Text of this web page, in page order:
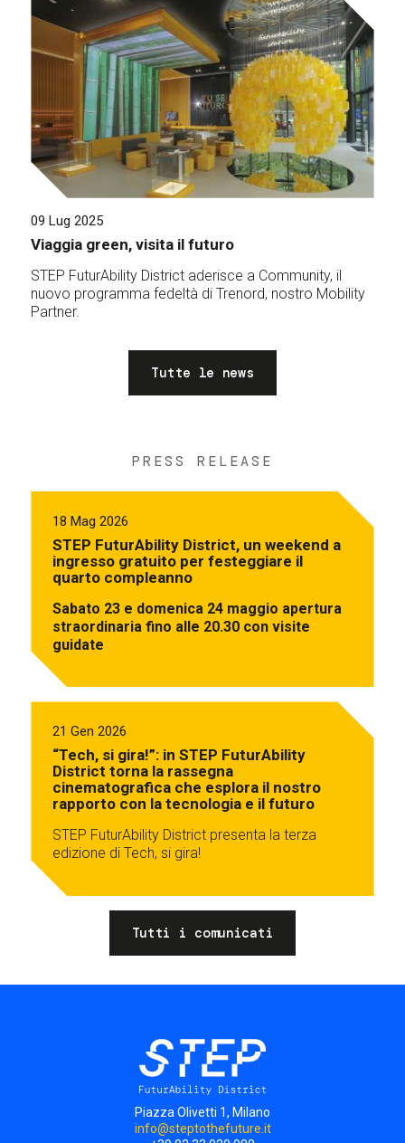
09 Lug 2025
Viaggia green, visita il futuro
STEP FuturAbility District aderisce a Community, il
nuovo programma fedeltà di Trenord, nostro Mobility
Partner.
Tutte le news
PRESS RELEASE
18 Mag 2026
STEP FuturAbility District, un weekend a
ingresso gratuito per festeggiare il
quarto compleanno
Sabato 23 e domenica 24 maggio apertura
straordinaria fino alle 20.30 con visite
guidate
21 Gen 2026
“Tech, si gira!”: in STEP FuturAbility
District torna la rassegna
cinematografica che esplora il nostro
rapporto con la tecnologia e il futuro
STEP FuturAbility District presenta la terza
edizione di Tech, si gira!
Tutti i comunicati
Piazza Olivetti 1, Milano
info@steptothefuture.it